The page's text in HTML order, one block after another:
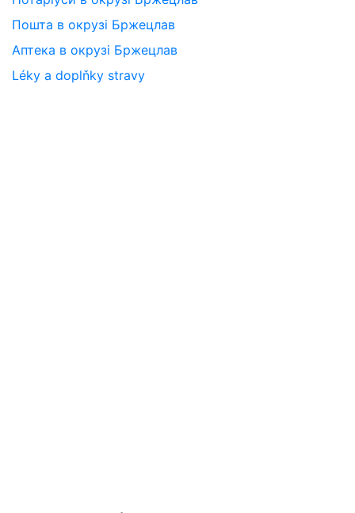
Пошта в окрузі Бржецлав
Аптека в окрузі Бржецлав
Léky a doplňky stravy